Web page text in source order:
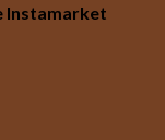
Instamarket